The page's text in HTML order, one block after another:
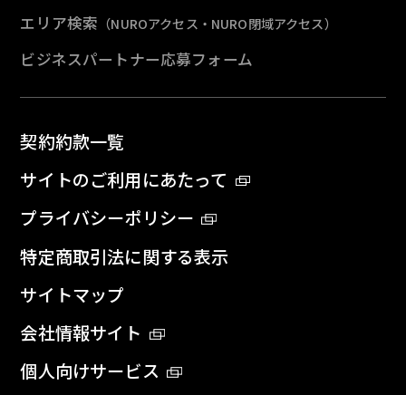
エリア検索 （NUROアクセス・NURO閉域アクセス）
ビジネスパートナー応募フォーム
契約約款一覧
サイトのご利用にあたって
プライバシーポリシー
特定商取引法に関する表示
サイトマップ
会社情報サイト
個人向けサービス